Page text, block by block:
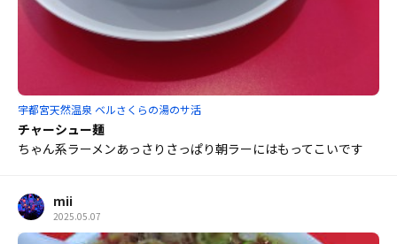
宇都宮天然温泉 ベルさくらの湯のサ活
チャーシュー麺
ちゃん系ラーメンあっさりさっぱり朝ラーにはもってこいです
mii
2025.05.07